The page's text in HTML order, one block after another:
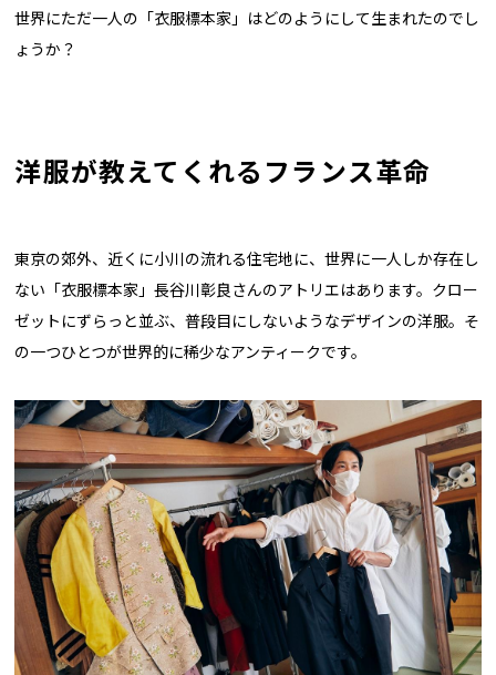
世界にただ一人の「衣服標本家」はどのようにして生まれたのでし
ょうか？
洋服が教えてくれるフランス革命
東京の郊外、近くに小川の流れる住宅地に、世界に一人しか存在し
ない「衣服標本家」長谷川彰良さんのアトリエはあります。クロー
ゼットにずらっと並ぶ、普段目にしないようなデザインの洋服。そ
の一つひとつが世界的に稀少なアンティークです。